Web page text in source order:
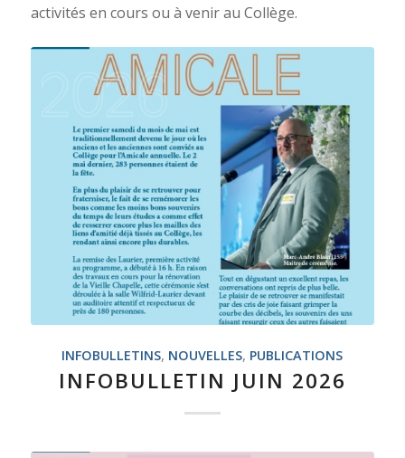
activités en cours ou à venir au Collège.
INFOBULLETINS, NOUVELLES, PUBLICATIONS
INFOBULLETIN JUIN 2026